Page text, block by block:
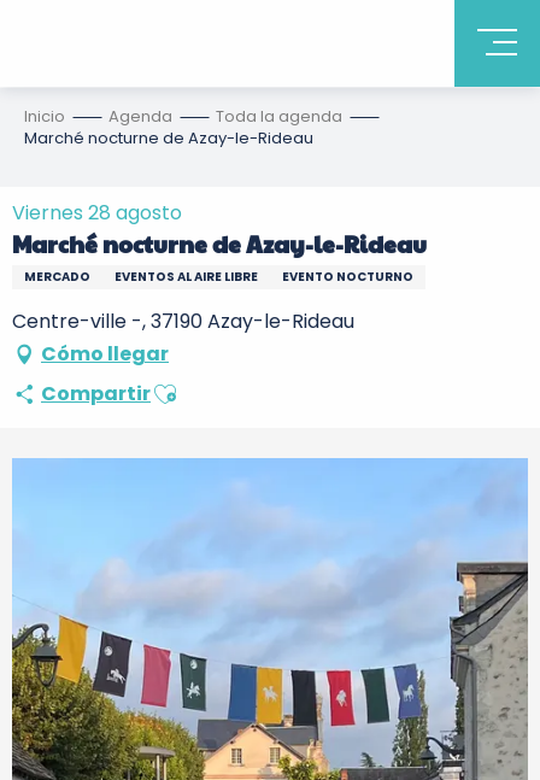
Inicio Agenda
Toda la agenda
Marché nocturne de Azay-le-Rideau
Viernes 28 agosto
Marché nocturne de Azay-le-Rideau
MERCADO EVENTOS AL AIRE LIBRE EVENTO NOCTURNO
Centre-ville -, 37190 Azay-le-Rideau
Cómo llegar
CompartirAjouter aux favoris